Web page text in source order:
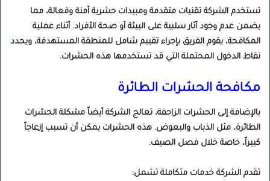
تستخدم الشركة تقنيات متقدمة ومبيدات حشرية آمنة وفعالة، مما
يضمن عدم وجود آثار سلبية على البيئة أو صحة الأفراد. أثناء عملية
المكافحة، يقوم الفريق بإجراء تقييم شامل للمنطقة المستهدفة، ويحدد
نقاط الدخول المحتملة التي قد تستخدمها هذه الحشرات.
مكافحة الحشرات الطائرة
بالإضافة إلى الحشرات الزاحفة، تعالج الشركة أيضاً مشكلة الحشرات
الطائرة، مثل الذباب والبعوض. هذه الحشرات يمكن أن تسبب إزعاجاً
كبيراً، خاصة خلال فصل الصيف.
تقدم الشركة خدمات متكاملة تشمل: